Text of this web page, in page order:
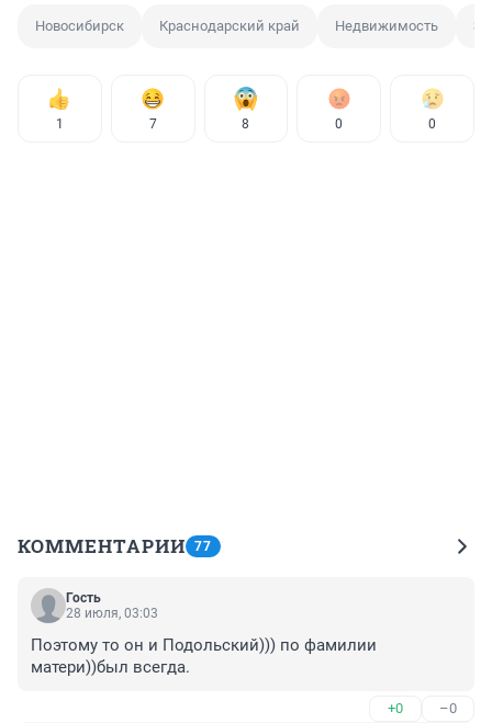
Новосибирск Краснодарский край Недвижимость
1 7 8 0 0
КОММЕНТАРИИ 77
Гость
28 июля, 03:03
Поэтому то он и Подольский))) по фамилии
матери))был всегда.
+0 –0